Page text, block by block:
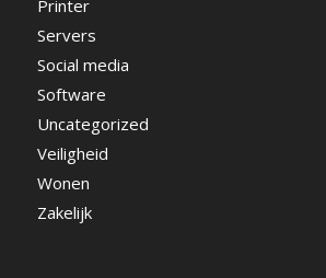
Printer
Servers
Social media
Software
Uncategorized
Veiligheid
Wonen
Zakelijk